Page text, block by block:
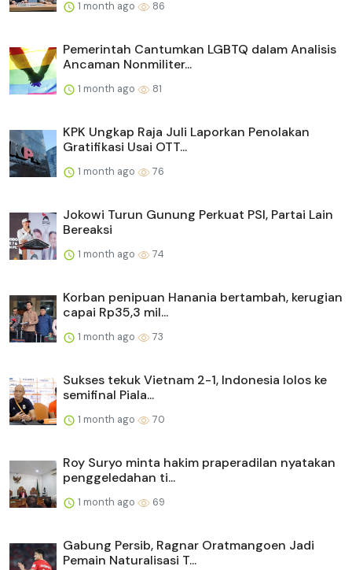
1 month ago 86
Pemerintah Cantumkan LGBTQ dalam Analisis
Ancaman Nonmiliter...
1 month ago 81
KPK Ungkap Raja Juli Laporkan Penolakan
Gratifikasi Usai OTT...
1 month ago 76
Jokowi Turun Gunung Perkuat PSI, Partai Lain
Bereaksi
1 month ago 74
Korban penipuan Hanania bertambah, kerugian
capai Rp35,3 mil...
1 month ago 73
Sukses tekuk Vietnam 2-1, Indonesia lolos ke
semifinal Piala...
1 month ago 70
Roy Suryo minta hakim praperadilan nyatakan
penggeledahan ti...
1 month ago 69
Gabung Persib, Ragnar Oratmangoen Jadi
Pemain Naturalisasi T...